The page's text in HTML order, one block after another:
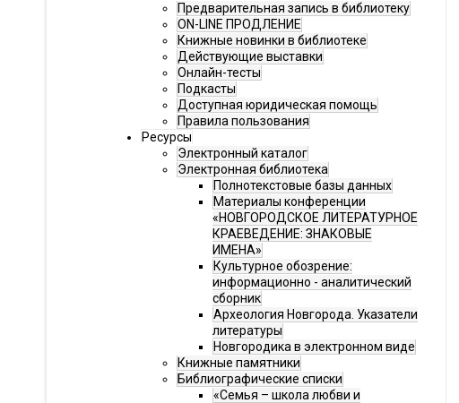
Предварительная запись в библиотеку
ON-LINE ПРОДЛЕНИЕ
Книжные новинки в библиотеке
Действующие выставки
Онлайн-тесты
Подкасты
Доступная юридическая помощь
Правила пользования
Ресурсы
Электронный каталог
Электронная библиотека
Полнотекстовые базы данных
Материалы конференции
«НОВГОРОДСКОЕ ЛИТЕРАТУРНОЕ
КРАЕВЕДЕНИЕ: ЗНАКОВЫЕ
ИМЕНА»
Культурное обозрение:
информационно - аналитический
сборник
Археология Новгорода. Указатели
литературы
Новгородика в электронном виде
Книжные памятники
Библиографические списки
«Семья – школа любви и